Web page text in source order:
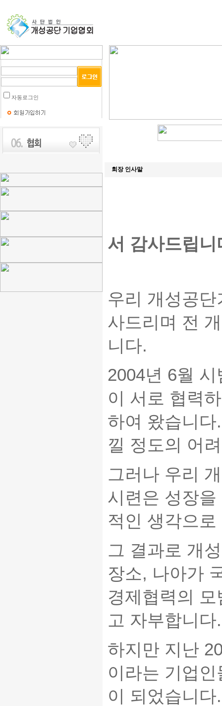
자동로그인
회장 인사말
서 감사드립
우리 개성공
사드리며 전
니다.
2004년 6월
이 서로 협력
하여 왔습니
낄 정도의 어
그러나 우리
시련은 성장
적인 생각으
그 결과로 개
장소, 나아가
경제협력의
고 자부합니다.
하지만 지난
이라는 기업
이 되었습니